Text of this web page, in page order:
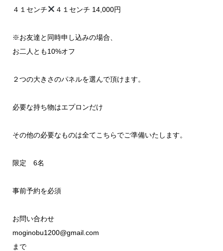
４１センチ
４１センチ 14,000円
※お友達と同時申し込みの場合、
お二人とも10%オフ
２つの大きさのパネルを選んで頂けます。
必要な持ち物はエプロンだけ
その他の必要なものは全てこちらでご準備いたします。
限定 6名
事前予約を必須
お問い合わせ
moginobu1200@gmail.com
まで